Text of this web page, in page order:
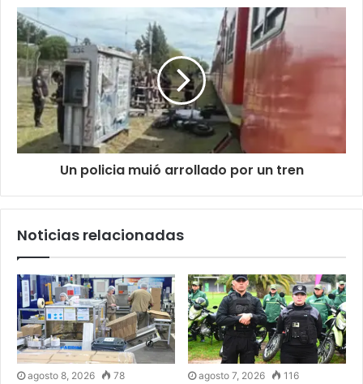
Un policia muió arrollado por un tren
Noticias relacionadas
agosto 8, 2026 78 agosto 7, 2026 116